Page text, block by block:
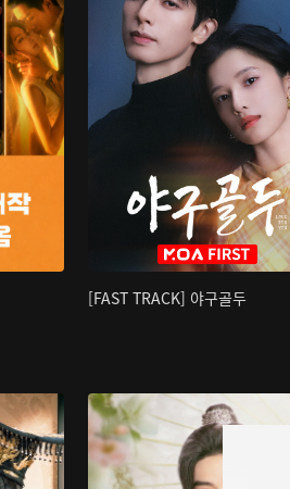
[FAST TRACK] 야구골두